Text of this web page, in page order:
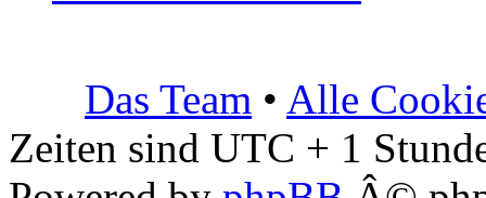
Das Team • Alle
Zeiten sind UTC + 1